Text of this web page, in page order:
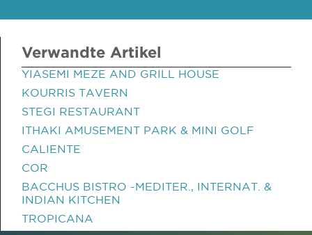
Verwandte Artikel
YIASEMI MEZE AND GRILL HOUSE
KOURRIS TAVERN
STEGI RESTAURANT
ITHAKI AMUSEMENT PARK & MINI GOLF
CALIENTE
COR
BACCHUS BISTRO -MEDITER., INTERNAT. &
INDIAN KITCHEN
TROPICANA